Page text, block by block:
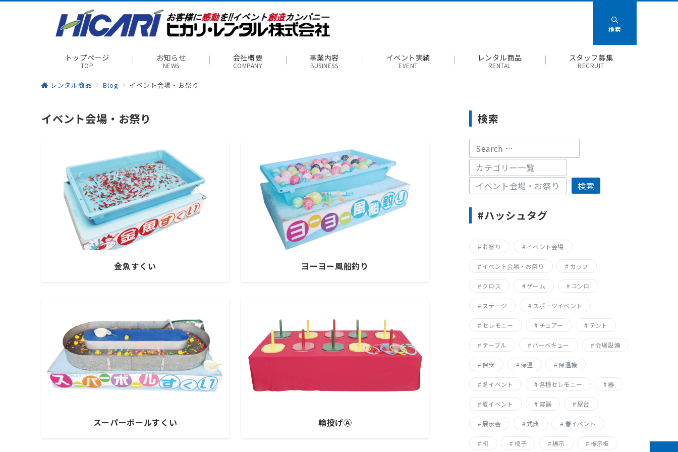
検索
トップページ
TOP
お知らせ
NEWS
会社概要
COMPANY
事業内容
BUSINESS
イベント実績
EVENT
レンタル商品
RENTAL
スタッフ募集
RECRUIT
レンタル商品 Blog イベント会場・お祭り
イベント会場・お祭り
金魚すくい ヨーヨー風船釣り
スーパーボールすくい 輪投げⒶ
検索
#ハッシュタグ
お祭り イベント会場
イベント会場・お祭り カップ
クロス ゲーム コンロ
ステージ スポーツイベント
セレモニー チェアー テント
テーブル バーベキュー 会場設備
保安 保温 保温機
冬イベント 各種セレモニー 器
夏イベント 容器 屋台
展示会 式典 春イベント
机 椅子 標示 標示板